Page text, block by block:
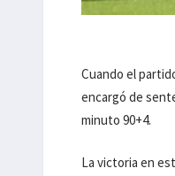
Cuando el
encargó de
minuto 90+4.
La victoria en